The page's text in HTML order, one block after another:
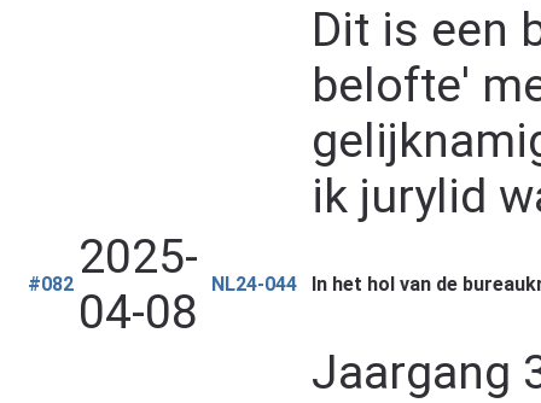
Dit is een
belofte'
ik jurylid
#082 2025-
04-08
NL24-044 In het hol van de
Jaargang